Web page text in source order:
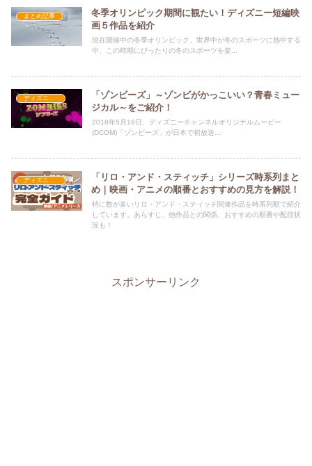
まとめ記事
冬季オリンピック期間に観たい！ディズニー短編映
画５作品を紹介
現在開催中の冬季オリンピック。世界中が冬のスポーツに熱中する
中、この時期にぴったりの冬のスポーツを楽...
「ゾンビーズ」～ゾンビがかっこいい？青春ミュー
ジカル～をご紹介！
2018年5月19日、ディズニーチャンネルオリジナルムービー
(DCOM)「ゾンビーズ」が日本で初放送...
「リロ・アンド・スティッチ」シリーズ時系列まと
め｜映画・アニメの順番とおすすめの見方を解説！
特に数が多いリロ・アンド・スティッチ関連作品を時系列順で紹介
しています。あらすじ、他作品との関係、おすすめの順番や配信状
況も！
スポンサーリンク